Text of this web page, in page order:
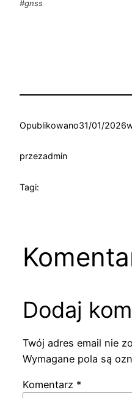
#gnss
Opublikowano31/01/2026
przezadmin
Tagi:
Dodaj
Twój adres email nie
Wymagane pola są
Komentarz *